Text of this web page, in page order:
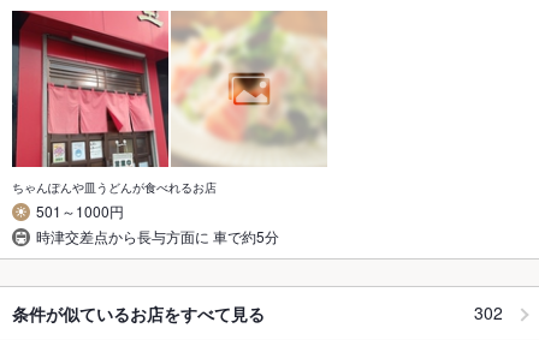
ちゃんぽんや皿うどんが食べれるお店
501～1000円
時津交差点から長与方面に 車で約5分
条件が似ているお店をすべて見る 302